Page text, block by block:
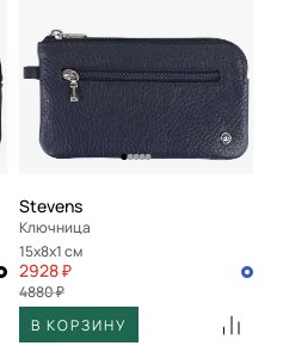
Stevens
Ключница
15x8x1 см
2928 ₽
4880 ₽
В КОРЗИНУ